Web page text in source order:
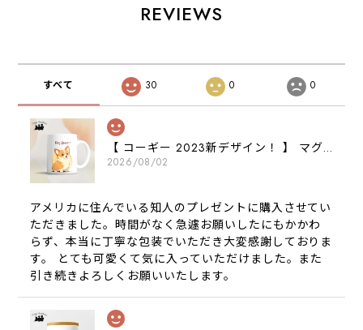
REVIEWS
すべて 30 0 0
【 コーギー 2023新デザイン！ 】 マグカップ お家用 プレゼント 犬 うちの子 犬グッズ ギフト
2026/08/02
アメリカに住んでいる知人のプレゼントに購入させてい
ただきました。時間がなく急遽お願いしたにもかかわ
らず、本当に丁寧な包装でいただき大変感謝しておりま
す。 とても可愛くて気に入っていただけました。また
引き続きよろしくお願いいたします。